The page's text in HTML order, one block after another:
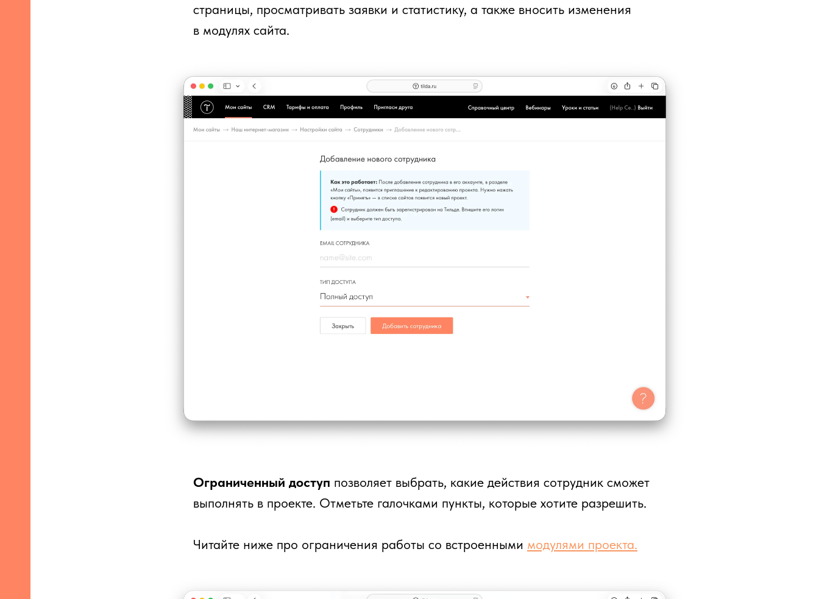
страницы, просматривать заявки и статистику, а также вносить изменения
в модулях сайта.
Ограниченный доступ позволяет выбрать, какие действия сотрудник сможет
выполнять в проекте. Отметьте галочками пункты, которые хотите разрешить.
Читайте ниже про ограничения работы со встроенными модулями проекта.